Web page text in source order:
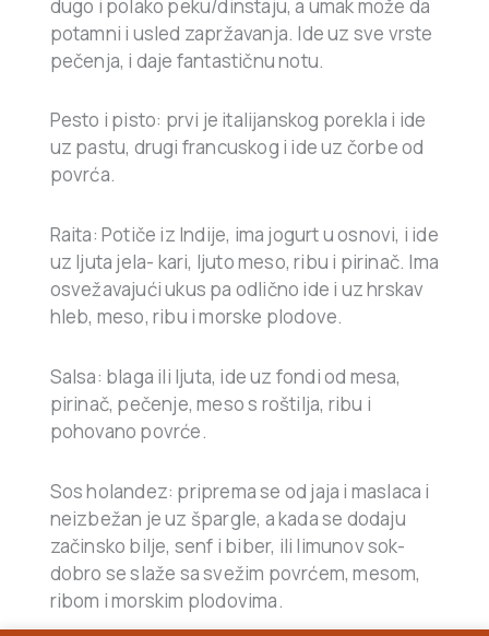
dugo i polako peku/dinstaju, a umak može da
potamni i usled zapržavanja. Ide uz sve vrste
pečenja, i daje fantastičnu notu.
Pesto i pisto: prvi je italijanskog porekla i ide
uz pastu, drugi francuskog i ide uz čorbe od
povrća.
Raita: Potiče iz Indije, ima jogurt u osnovi, i ide
uz ljuta jela- kari, ljuto meso, ribu i pirinač. Ima
osvežavajući ukus pa odlično ide i uz hrskav
hleb, meso, ribu i morske plodove.
Salsa: blaga ili ljuta, ide uz fondi od mesa,
pirinač, pečenje, meso s roštilja, ribu i
pohovano povrće.
Sos holandez: priprema se od jaja i maslaca i
neizbežan je uz špargle, a kada se dodaju
začinsko bilje, senf i biber, ili limunov sok-
dobro se slaže sa svežim povrćem, mesom,
ribom i morskim plodovima.